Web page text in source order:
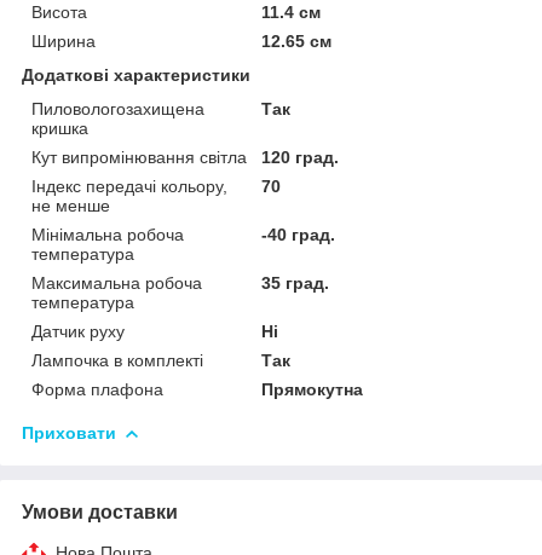
Висота
11.4 см
Ширина
12.65 см
Додаткові характеристики
Пиловологозахищена
кришка
Так
Кут випромінювання світла
120 град.
Індекс передачі кольору,
не менше
70
Мінімальна робоча
температура
-40 град.
Максимальна робоча
температура
35 град.
Датчик руху
Ні
Лампочка в комплекті
Так
Форма плафона
Прямокутна
Приховати
Умови доставки